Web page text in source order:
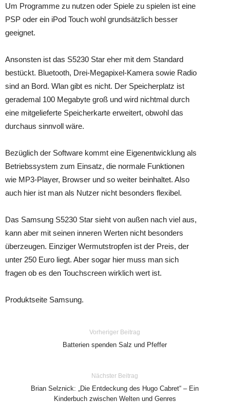
Um Programme zu nutzen oder Spiele zu spielen ist eine
PSP oder ein iPod Touch wohl grundsätzlich besser
geeignet.
Ansonsten ist das S5230 Star eher mit dem Standard
bestückt. Bluetooth, Drei-Megapixel-Kamera sowie Radio
sind an Bord. Wlan gibt es nicht. Der Speicherplatz ist
gerademal 100 Megabyte groß und wird nichtmal durch
eine mitgelieferte Speicherkarte erweitert, obwohl das
durchaus sinnvoll wäre.
Bezüglich der Software kommt eine Eigenentwicklung als
Betriebssystem zum Einsatz, die normale Funktionen
wie MP3-Player, Browser und so weiter beinhaltet. Also
auch hier ist man als Nutzer nicht besonders flexibel.
Das Samsung S5230 Star sieht von außen nach viel aus,
kann aber mit seinen inneren Werten nicht besonders
überzeugen. Einziger Wermutstropfen ist der Preis, der
unter 250 Euro liegt. Aber sogar hier muss man sich
fragen ob es den Touchscreen wirklich wert ist.
Produktseite Samsung.
Vorheriger Beitrag
Batterien spenden Salz und Pfeffer
Nächster Beitrag
Brian Selznick: „Die Entdeckung des Hugo Cabret“ – Ein
Kinderbuch zwischen Welten und Genres